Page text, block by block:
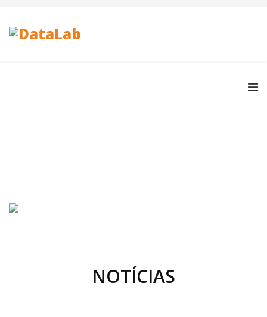
NOTÍCIAS